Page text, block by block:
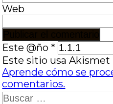
Web
Este @ño *
Este sitio usa Akismet
Aprende cómo se
comentarios.
Buscar: